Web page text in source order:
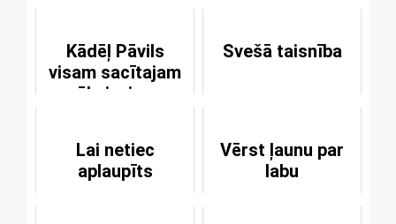
Kādēļ Pāvils
visam sacītajam
vēl pievieno
Svešā taisnība
Lai netiec
aplaupīts
Vērst ļaunu par
labu